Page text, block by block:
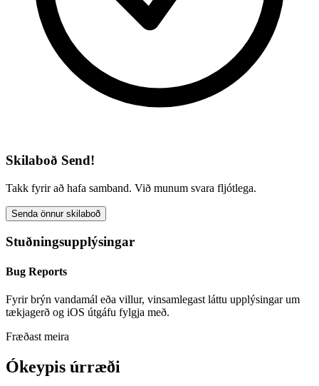
Skilaboð Send!
Takk fyrir að hafa samband. Við munum svara fljótlega.
Senda önnur skilaboð
Stuðningsupplýsingar
Bug Reports
Fyrir brýn vandamál eða villur, vinsamlegast láttu upplýsingar um
tækjagerð og iOS útgáfu fylgja með.
Fræðast meira
Ókeypis úrræði